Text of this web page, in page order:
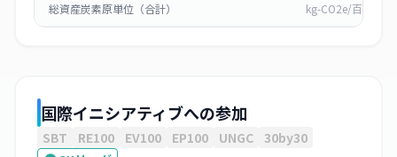
総資産炭素原単位（合計） kg-CO2e/百万円
国際イニシアティブへの参加
SBT RE100 EV100 EP100 UNGC 30by30